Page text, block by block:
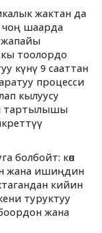
жактан да
чоң шаарда
жапайы
тоолордо
күнү 9 сааттан
процесси
кылуусу
тартылышы
болбойт: көп
жана ишиңдин
кийин
туруктуу
жана